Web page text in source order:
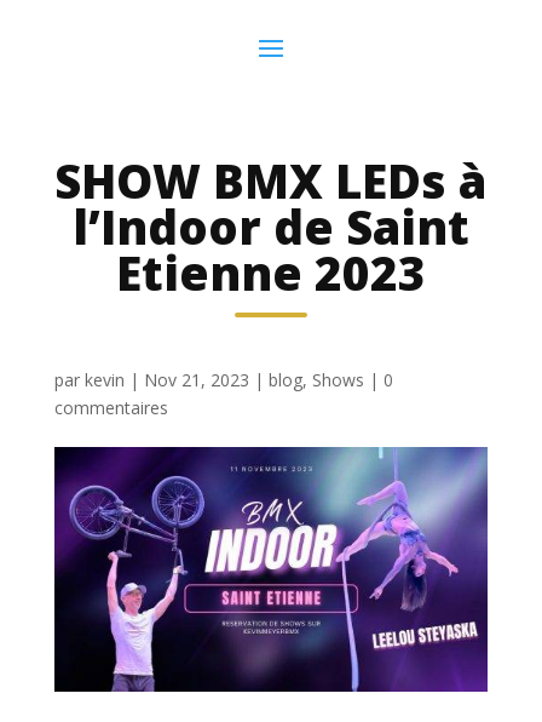
SHOW BMX LEDs à
l’Indoor de Saint
Etienne 2023
par kevin | Nov 21, 2023 | blog, Shows | 0
commentaires